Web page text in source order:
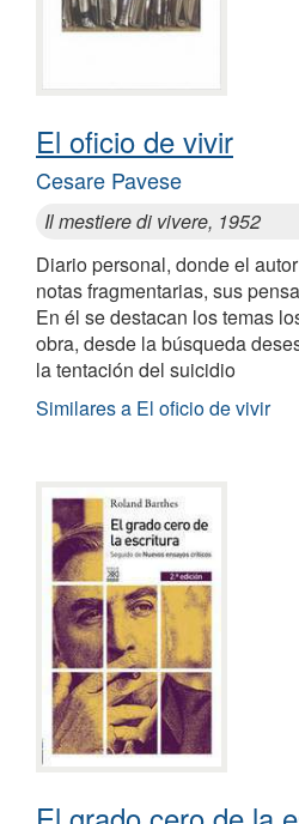
El oficio de vivir
Cesare Pavese
Il mestiere di vivere, 1952
Diario personal, donde el
notas fragmentarias, sus
En él se destacan los temas
obra, desde la búsqueda
la tentación del suicidio
Similares a El oficio de vivir